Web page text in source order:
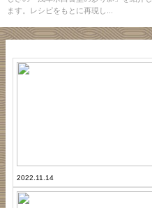
ます。レシピをもとに再現し...
2022.11.14